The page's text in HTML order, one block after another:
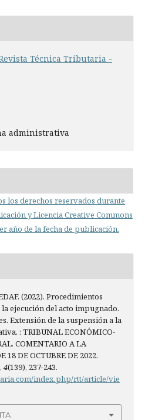
Técnica Tributaria -
administrativa
los derechos reservados durante
y Licencia Creative Commons
año de la fecha de publicación.
(2022). Procedimientos
ejecución del acto impugnado.
Extensión de la suspensión a la
: TRIBUNAL ECONÓMICO-
COMENTARIO A LA
18 DE OCTUBRE DE 2022.
, 4(139), 237-243.
index.php/rtt/article/vie